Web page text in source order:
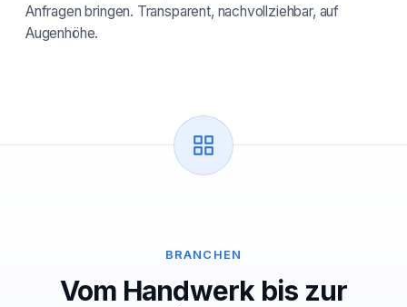
Anfragen bringen. Transparent, nachvollziehbar, auf
Augenhöhe.
BRANCHEN
Vom Handwerk bis zur